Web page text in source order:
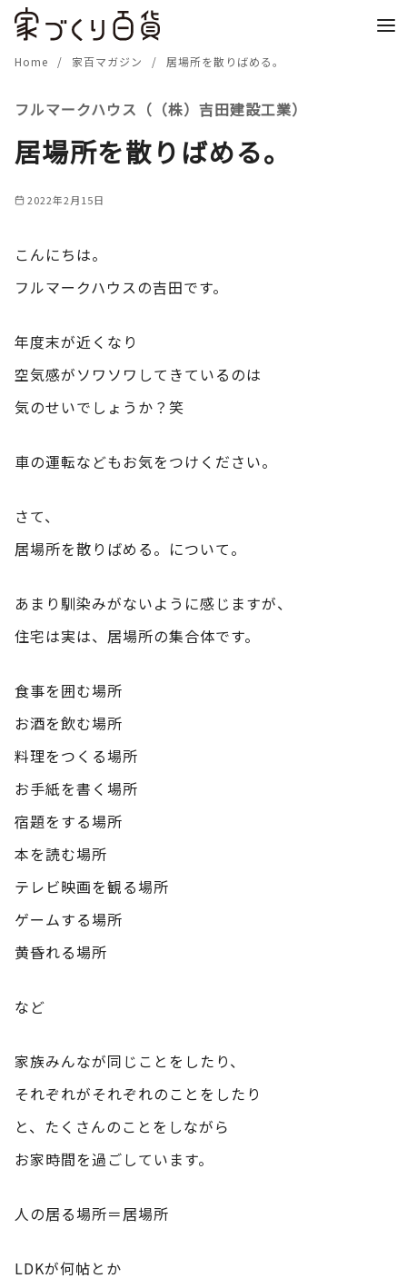
Home 家百マガジン 居場所を散りばめる。
フルマークハウス（（株）吉田建設工業）
居場所を散りばめる。
2022年2月15日
こんにちは。
フルマークハウスの吉田です。
年度末が近くなり
空気感がソワソワしてきているのは
気のせいでしょうか？笑
車の運転などもお気をつけください。
さて、
居場所を散りばめる。について。
あまり馴染みがないように感じますが、
住宅は実は、居場所の集合体です。
食事を囲む場所
お酒を飲む場所
料理をつくる場所
お手紙を書く場所
宿題をする場所
本を読む場所
テレビ映画を観る場所
ゲームする場所
黄昏れる場所
など
家族みんなが同じことをしたり、
それぞれがそれぞれのことをしたり
と、たくさんのことをしながら
お家時間を過ごしています。
人の居る場所＝居場所
LDKが何帖とか